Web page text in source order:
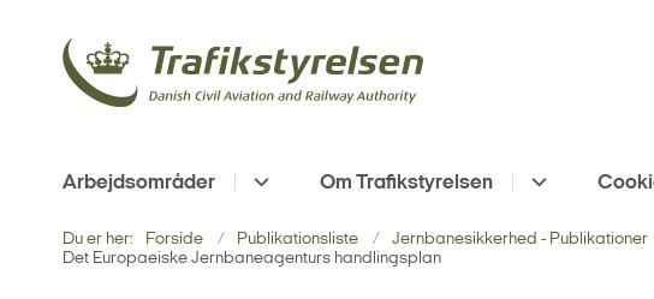
Arbejdsområder Om Trafikstyrelsen
Du er her: Forside Publikationsliste Jernbanesikkerhed - Publikationer
Det Europaeiske Jernbaneagenturs handlingsplan